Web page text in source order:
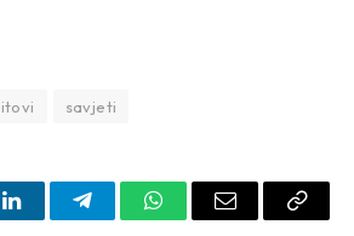
savjeti
LinkedInTelegramWhatsAppEmail
Copy